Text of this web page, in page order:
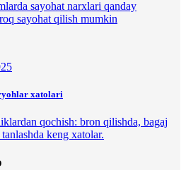
sayohat narxlari qanday
sayohat qilish mumkin
xatolari
qochish: bron qilishda, bagaj
keng xatolar.